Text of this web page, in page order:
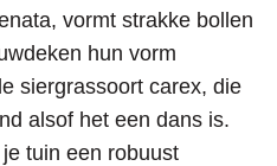
vormt strakke bollen
hun vorm
siergrassoort carex, die
alsof het een dans is.
tuin een robuust